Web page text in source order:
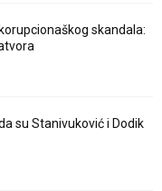
skandala:
su Stanivuković i Dodik